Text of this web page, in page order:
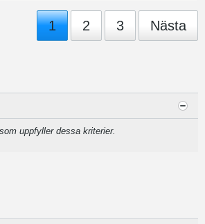
1 2 3 Nästa
uppfyller dessa kriterier.